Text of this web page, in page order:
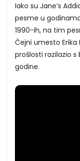
Iako su Jane’s
pesme u
1990-ih, na tim
Čejni umesto Erika
prošlosti razilazio
godine.